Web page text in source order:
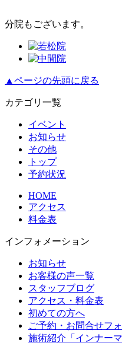
分院もございます。
▲ページの先頭に戻る
カテゴリ一覧
イベント
お知らせ
その他
トップ
予約状況
HOME
アクセス
料金表
インフォメーション
お知らせ
お客様の声一覧
スタッフブログ
アクセス・料金表
初めての方へ
ご予約・お問合せフ
施術紹介「インナー